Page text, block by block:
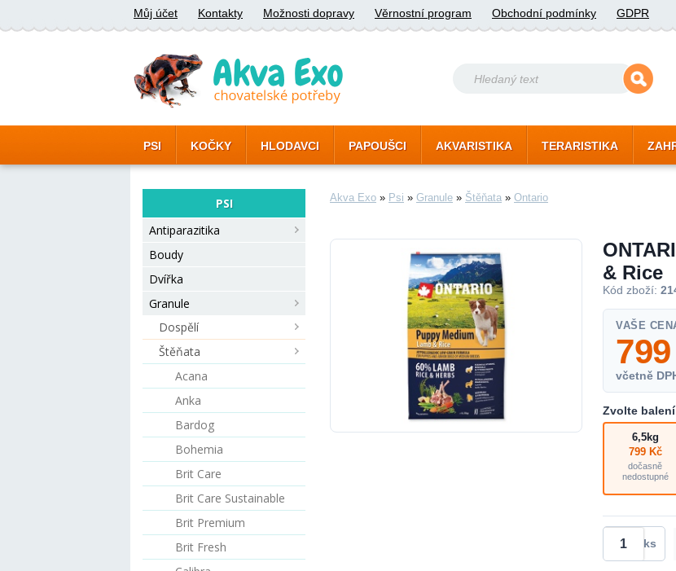
Můj účet Kontakty Možnosti dopravy Věrnostní program Obchodní podmínky GDPR
PSI KOČKY HLODAVCI PAPOUŠCI AKVARISTIKA TERARISTIKA
PSI
Antiparazitika
Boudy
Dvířka
Granule
Dospělí
Štěňata
Acana
Anka
Bardog
Bohemia
Brit Care
Brit Care Sustainable
Brit Premium
Brit Fresh
Akva Exo » Psi » Granule » Štěňata » Ontario
& Rice
Kód zboží:
VAŠE
799
včetně
Zvolte
6,5kg
799 Kč
dočasně
nedostupné
ks